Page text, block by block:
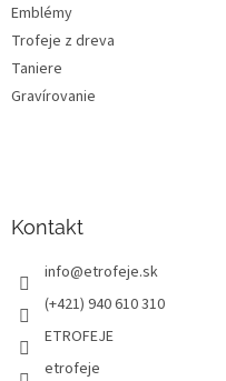
Emblémy
Trofeje z dreva
Taniere
Gravírovanie
Kontakt
info@etrofeje.sk
(+421) 940 610 310
ETROFEJE
etrofeje